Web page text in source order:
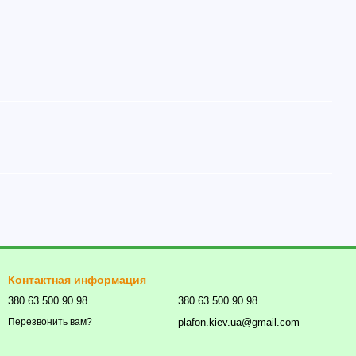
Контактная информация
380 63 500 90 98
Перезвонить вам?
380 63 500 90 98
plafon.kiev.ua@gmail.com